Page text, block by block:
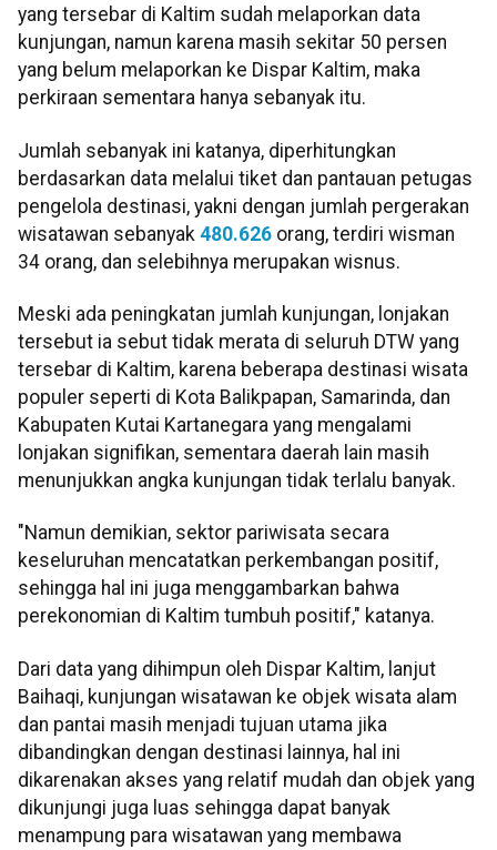
yang tersebar di Kaltim sudah melaporkan data
kunjungan, namun karena masih sekitar 50 persen
yang belum melaporkan ke Dispar Kaltim, maka
perkiraan sementara hanya sebanyak itu.
Jumlah sebanyak ini katanya, diperhitungkan
berdasarkan data melalui tiket dan pantauan petugas
pengelola destinasi, yakni dengan jumlah pergerakan
wisatawan sebanyak 480.626 orang, terdiri wisman
34 orang, dan selebihnya merupakan wisnus.
Meski ada peningkatan jumlah kunjungan, lonjakan
tersebut ia sebut tidak merata di seluruh DTW yang
tersebar di Kaltim, karena beberapa destinasi wisata
populer seperti di Kota Balikpapan, Samarinda, dan
Kabupaten Kutai Kartanegara yang mengalami
lonjakan signifikan, sementara daerah lain masih
menunjukkan angka kunjungan tidak terlalu banyak.
"Namun demikian, sektor pariwisata secara
keseluruhan mencatatkan perkembangan positif,
sehingga hal ini juga menggambarkan bahwa
perekonomian di Kaltim tumbuh positif," katanya.
Dari data yang dihimpun oleh Dispar Kaltim, lanjut
Baihaqi, kunjungan wisatawan ke objek wisata alam
dan pantai masih menjadi tujuan utama jika
dibandingkan dengan destinasi lainnya, hal ini
dikarenakan akses yang relatif mudah dan objek yang
dikunjungi juga luas sehingga dapat banyak
menampung para wisatawan yang membawa